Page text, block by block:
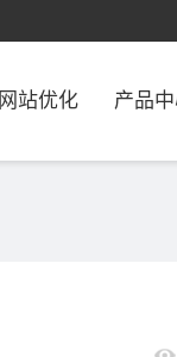
网站优化 产品